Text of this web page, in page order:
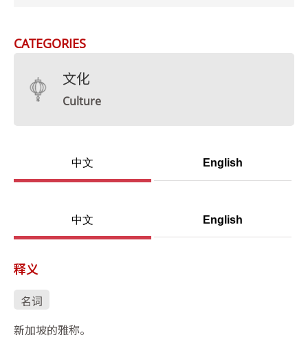
CATEGORIES
文化
Culture
中文 English
中文 English
释义
名词
新加坡的雅称。